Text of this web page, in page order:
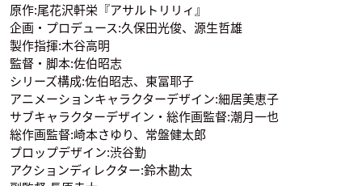
津田美波
天野天葉
原田彩楓
郭神琳
声優：星守紗凪
王雨嘉
声優：遠野ひかる
ミリアム・ヒルデガ
原作:尾花沢軒栄『アサルトリリィ』
企画・プロデュース:久保田光俊、源生哲雄
製作指揮:木谷高明
監督・脚本:佐伯昭志
シリーズ構成:佐伯昭志、東冨耶子
アニメーションキャラクターデザイン:細居美恵子
サブキャラクターデザイン・総作画監督:潮月一也
総作画監督:崎本さゆり、常盤健太郎
プロップデザイン:渋谷勤
アクションディレクター:鈴木勘太